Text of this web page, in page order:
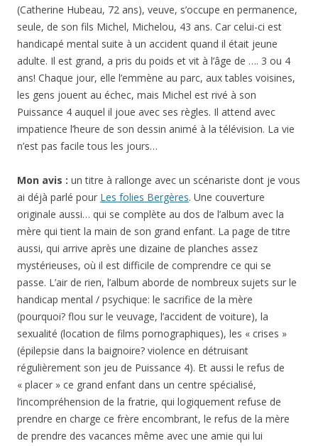
(Catherine Hubeau, 72 ans), veuve, s’occupe en permanence,
seule, de son fils Michel, Michelou, 43 ans. Car celui-ci est
handicapé mental suite à un accident quand il était jeune
adulte. Il est grand, a pris du poids et vit à l’âge de …. 3 ou 4
ans! Chaque jour, elle l’emmène au parc, aux tables voisines,
les gens jouent au échec, mais Michel est rivé à son
Puissance 4 auquel il joue avec ses règles. Il attend avec
impatience l’heure de son dessin animé à la télévision. La vie
n’est pas facile tous les jours…
Mon avis : un titre à rallonge avec un scénariste dont je vous
ai déjà parlé pour Les folies Bergères. Une couverture
originale aussi… qui se complète au dos de l’album avec la
mère qui tient la main de son grand enfant. La page de titre
aussi, qui arrive après une dizaine de planches assez
mystérieuses, où il est difficile de comprendre ce qui se
passe. L’air de rien, l’album aborde de nombreux sujets sur le
handicap mental / psychique: le sacrifice de la mère
(pourquoi? flou sur le veuvage, l’accident de voiture), la
sexualité (location de films pornographiques), les « crises »
(épilepsie dans la baignoire? violence en détruisant
régulièrement son jeu de Puissance 4). Et aussi le refus de
« placer » ce grand enfant dans un centre spécialisé,
l’incompréhension de la fratrie, qui logiquement refuse de
prendre en charge ce frère encombrant, le refus de la mère
de prendre des vacances même avec une amie qui lui